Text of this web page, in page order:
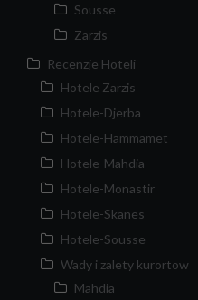
Sousse
Zarzis
Recenzje Hoteli
Hotele Zarzis
Hotele-Djerba
Hotele-Hammamet
Hotele-Mahdia
Hotele-Monastir
Hotele-Skanes
Hotele-Sousse
Wady i zalety kurortow
Mahdia